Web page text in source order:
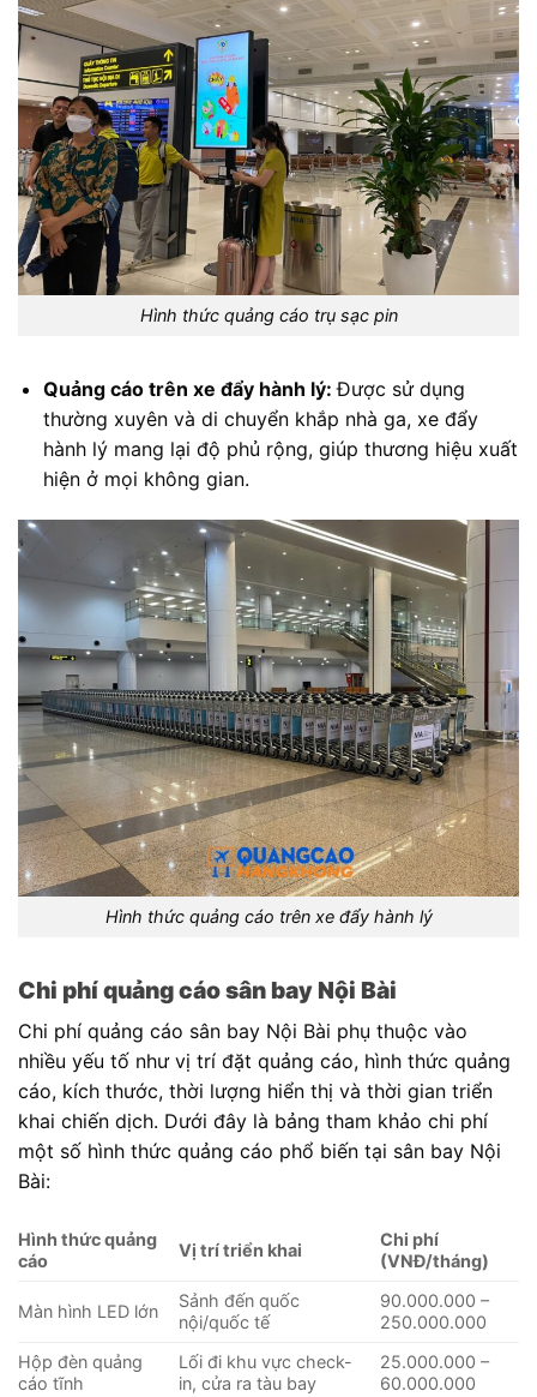
Hình thức quảng cáo trụ sạc pin
Quảng cáo trên xe đẩy hành lý:Được sử dụng
thường xuyên và di chuyển khắp nhà ga, xe đẩy
hành lý mang lại độ phủ rộng, giúp thương hiệu xuất
hiện ở mọi không gian.
Hình thức quảng cáo trên xe đẩy hành lý
Chi phí quảng cáo sân bay Nội Bài
Chi phí quảng cáo sân bay Nội Bài phụ thuộc vào
nhiều yếu tố như vị trí đặt quảng cáo, hình thức quảng
cáo, kích thước, thời lượng hiển thị và thời gian triển
khai chiến dịch. Dưới đây là bảng tham khảo chi phí
một số hình thức quảng cáo phổ biến tại sân bay Nội
Bài:
Hình thức quảng
cáo
Vị trí triển khai
Chi phí
(VNĐ/tháng)
Màn hình LED lớn
Sảnh đến quốc
nội/quốc tế
90.000.000 –
250.000.000
Hộp đèn quảng
cáo tĩnh
Lối đi khu vực check-
in, cửa ra tàu bay
25.000.000 –
60.000.000